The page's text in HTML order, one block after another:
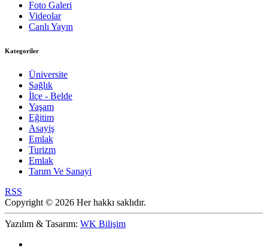
Foto Galeri
Videolar
Canlı Yayın
Kategoriler
Üniversite
Sağlık
İlçe - Belde
Yaşam
Eğitim
Asayiş
Emlak
Turizm
Emlak
Tarım Ve Sanayi
RSS
Copyright © 2026 Her hakkı saklıdır.
Yazılım & Tasarım: WK Bilişim